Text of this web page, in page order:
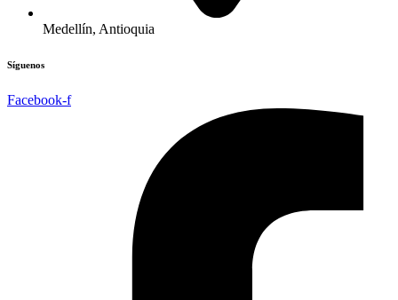
Medellín, Antioquia
Síguenos
Facebook-f